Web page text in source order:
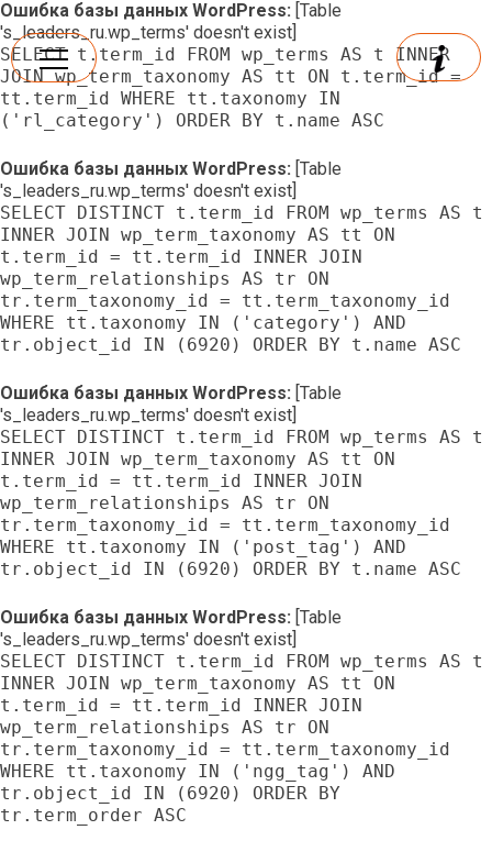
Ошибка базы данных WordPress: [Table
's_leaders_ru.wp_terms' doesn't exist]
SELECT t.term_id FROM wp_terms AS t INNER
JOIN wp_term_taxonomy AS tt ON t.term_id =
tt.term_id WHERE tt.taxonomy IN
('rl_category') ORDER BY t.name ASC
Ошибка базы данных WordPress: [Table
's_leaders_ru.wp_terms' doesn't exist]
SELECT DISTINCT t.term_id FROM wp_terms AS t
INNER JOIN wp_term_taxonomy AS tt ON
t.term_id = tt.term_id INNER JOIN
wp_term_relationships AS tr ON
tr.term_taxonomy_id = tt.term_taxonomy_id
WHERE tt.taxonomy IN ('category') AND
tr.object_id IN (6920) ORDER BY t.name ASC
Ошибка базы данных WordPress: [Table
's_leaders_ru.wp_terms' doesn't exist]
SELECT DISTINCT t.term_id FROM wp_terms AS t
INNER JOIN wp_term_taxonomy AS tt ON
t.term_id = tt.term_id INNER JOIN
wp_term_relationships AS tr ON
tr.term_taxonomy_id = tt.term_taxonomy_id
WHERE tt.taxonomy IN ('post_tag') AND
tr.object_id IN (6920) ORDER BY t.name ASC
Ошибка базы данных WordPress: [Table
's_leaders_ru.wp_terms' doesn't exist]
SELECT DISTINCT t.term_id FROM wp_terms AS t
INNER JOIN wp_term_taxonomy AS tt ON
t.term_id = tt.term_id INNER JOIN
wp_term_relationships AS tr ON
tr.term_taxonomy_id = tt.term_taxonomy_id
WHERE tt.taxonomy IN ('ngg_tag') AND
tr.object_id IN (6920) ORDER BY
tr.term_order ASC